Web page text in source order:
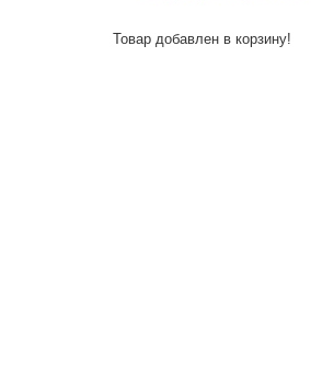
Товар добавлен в корзину!